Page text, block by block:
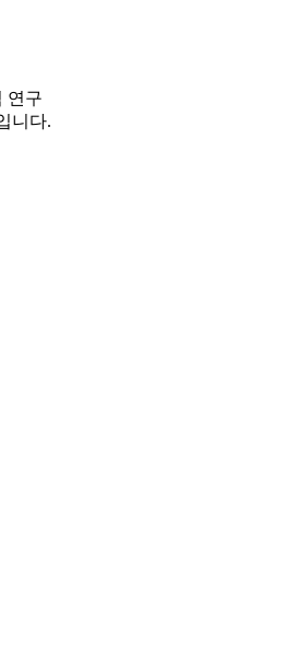
연구
니다.